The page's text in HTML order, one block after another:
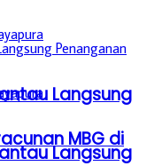
Langsung
MBG di
Langsung